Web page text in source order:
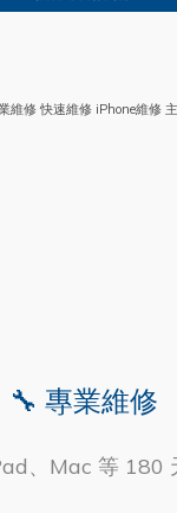
🔧 專業維修
、Mac 等 180